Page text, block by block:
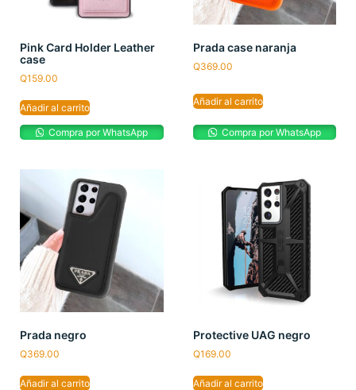
Pink Card Holder Leather
case
Q159.00
Añadir al carrito
Compra por WhatsApp
Prada case naranja
Q369.00
Añadir al carrito
Compra por WhatsApp
Prada negro
Q369.00
Añadir al carrito
Protective UAG negro
Q169.00
Añadir al carrito